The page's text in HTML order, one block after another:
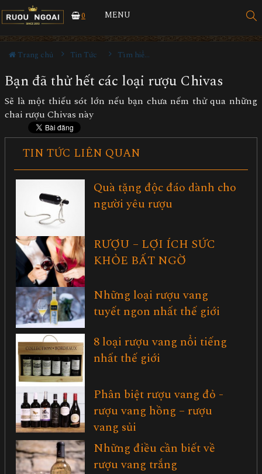
0 MENU
Trang chủ Tin Tức Tìm hiểu về rượu
Bạn đã thử hết các loại rượu Chivas
Sẽ là một thiếu sót lớn nếu bạn chưa nếm thử qua những
chai rượu Chivas này
TIN TỨC LIÊN QUAN
Quà tặng độc đáo dành cho
người yêu rượu
RƯỢU – LỢI ÍCH SỨC
KHỎE BẤT NGỜ
Những loại rượu vang
tuyết ngon nhất thế giới
8 loại rượu vang nổi tiếng
nhất thế giới
Phân biệt rượu vang đỏ -
rượu vang hồng – rượu
vang sủi
Những điều cần biết về
rượu vang trắng